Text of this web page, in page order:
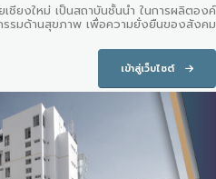
ชียงใหม่ เป็นสถาบันชั้นนำ ในการผลิตองค์
รรมด้านสุขภาพ เพื่อความยั่งยืนของสังคม
เข้าสู่เว็บไซต์